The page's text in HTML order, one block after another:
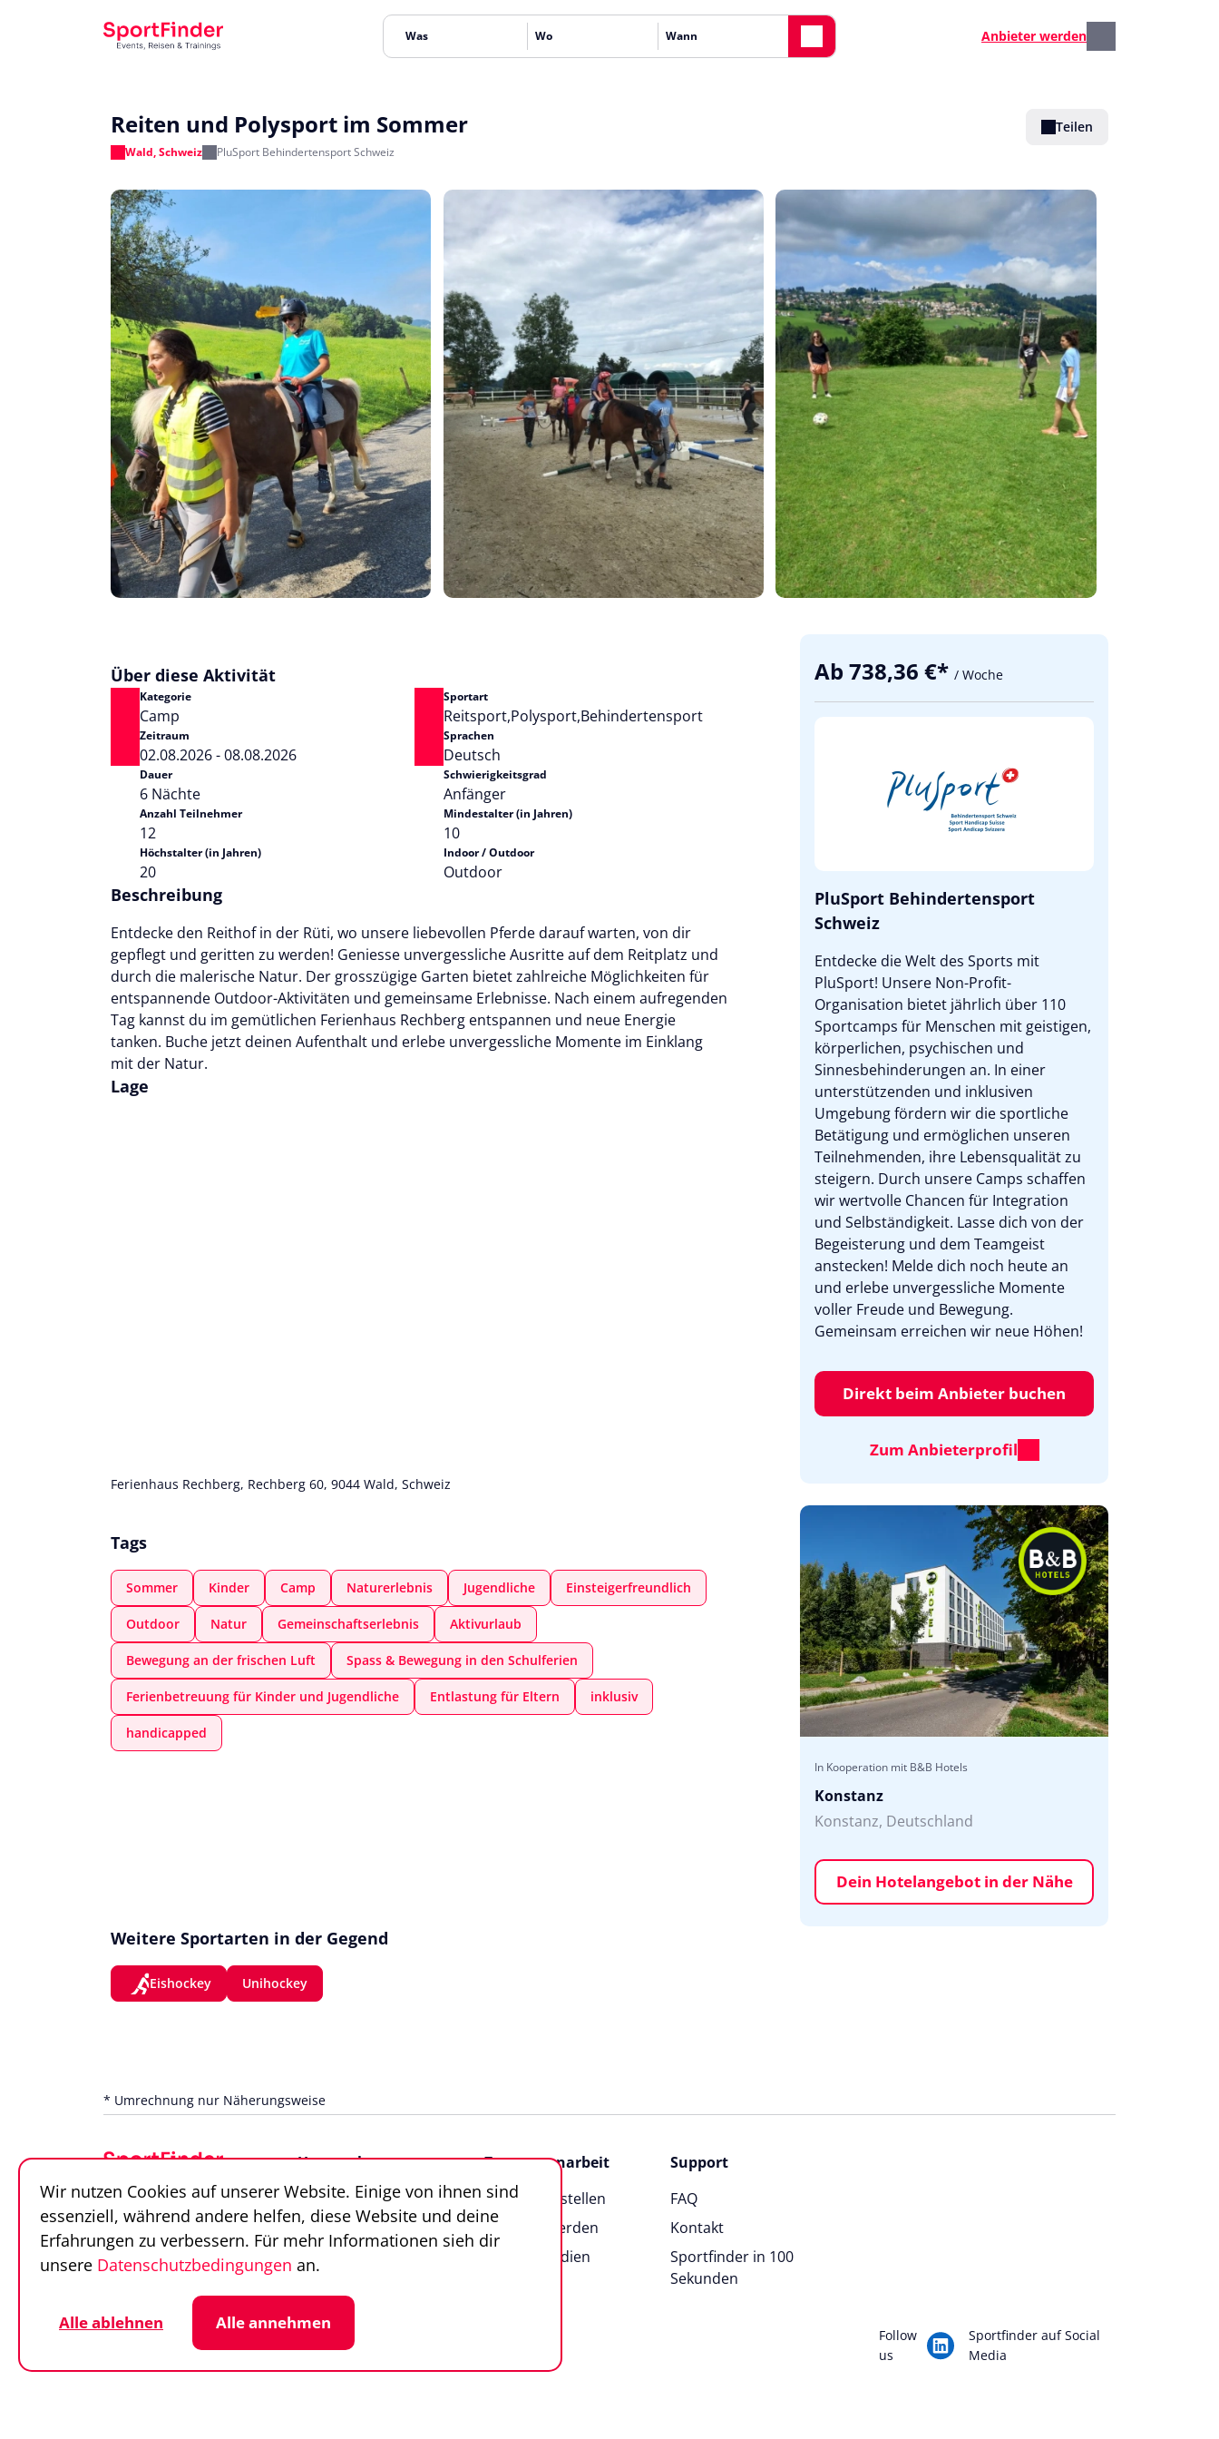
Anbieter werden
Teilen
Reiten und Polysport im Sommer
Wald, Schweiz PluSport Behindertensport Schweiz
Über diese Aktivität
Kategorie
Camp
Sportart
Reitsport Polysport Behindertensport
Zeitraum
02.08.2026 - 08.08.2026
Sprachen
Deutsch
Dauer
6 Nächte
Schwierigkeitsgrad
Anfänger
Anzahl Teilnehmer
12
Mindestalter (in Jahren)
10
Höchstalter (in Jahren)
20
Indoor / Outdoor
Outdoor
Beschreibung
Entdecke den Reithof in der Rüti, wo unsere liebevollen Pferde darauf warten, von dir
gepflegt und geritten zu werden! Geniesse unvergessliche Ausritte auf dem Reitplatz und
durch die malerische Natur. Der grosszügige Garten bietet zahlreiche Möglichkeiten für
entspannende Outdoor-Aktivitäten und gemeinsame Erlebnisse. Nach einem aufregenden
Tag kannst du im gemütlichen Ferienhaus Rechberg entspannen und neue Energie
tanken. Buche jetzt deinen Aufenthalt und erlebe unvergessliche Momente im Einklang
mit der Natur.
Lage
Ferienhaus Rechberg, Rechberg 60, 9044 Wald, Schweiz
Tags
Sommer Kinder Camp Naturerlebnis Jugendliche Einsteigerfreundlich
Outdoor Natur Gemeinschaftserlebnis Aktivurlaub
Bewegung an der frischen Luft Spass & Bewegung in den Schulferien
Ferienbetreuung für Kinder und Jugendliche Entlastung für Eltern inklusiv
handicapped
Ab 738,36 €* / Woche
PluSport Behindertensport
Schweiz
Entdecke die Welt des Sports mit
PluSport! Unsere Non-Profit-
Organisation bietet jährlich über 110
Sportcamps für Menschen mit geistigen,
körperlichen, psychischen und
Sinnesbehinderungen an. In einer
unterstützenden und inklusiven
Umgebung fördern wir die sportliche
Betätigung und ermöglichen unseren
Teilnehmenden, ihre Lebensqualität zu
steigern. Durch unsere Camps schaffen
wir wertvolle Chancen für Integration
und Selbständigkeit. Lasse dich von der
Begeisterung und dem Teamgeist
anstecken! Melde dich noch heute an
und erlebe unvergessliche Momente
voller Freude und Bewegung.
Gemeinsam erreichen wir neue Höhen!
Direkt beim Anbieter buchen
Zum Anbieterprofil
In Kooperation mit B&B Hotels
Konstanz
Konstanz, Deutschland
Dein Hotelangebot in der Nähe
Weitere Sportarten in der Gegend
Eishockey Unihockey
* Umrechnung nur Näherungsweise
Unternehmen
Über uns
Team
Zusammenarbeit
Angebot erstellen
Anbieter werden
News & Medien
Support
FAQ
Kontakt
Sportfinder in 100
Sekunden
© SportFinder 2026 Cookie-Einstellungen
Follow
us
Sportfinder auf Social
Media
Wir nutzen Cookies auf unserer Website. Einige von ihnen sind
essenziell, während andere helfen, diese Website und deine
Erfahrungen zu verbessern. Für mehr Informationen sieh dir
unsere Datenschutzbedingungen an.
Alle ablehnen Alle annehmen